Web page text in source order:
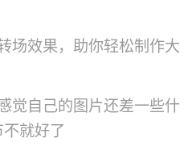
场效果，助你轻松制作大
觉自己的图片还差一些什
就好了